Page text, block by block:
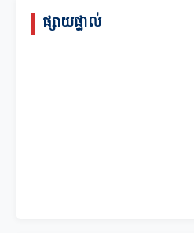
ផ្សាយផ្ទាល់